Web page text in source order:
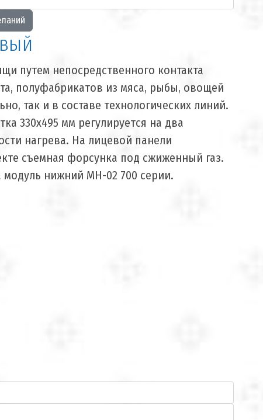
путем непосредственного контакта
полуфабрикатов из мяса, рыбы, овощей
так и в составе технологических линий.
330х495 мм регулируется на два
нагрева. На лицевой панели
съемная форсунка под сжиженный газ.
нижний МН-02 700 серии.